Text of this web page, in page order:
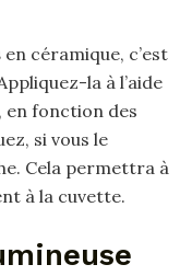
en céramique, c’est
la à l’aide
en fonction des
si vous le
Cela permettra à
à la cuvette.